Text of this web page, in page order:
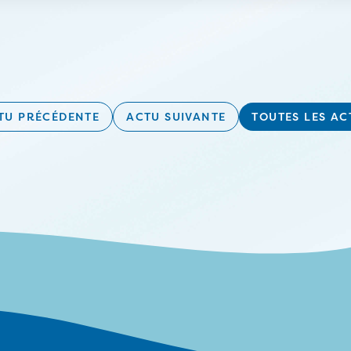
PRÉCÉDENTE ACTU SUIVANTE TOUTES LES